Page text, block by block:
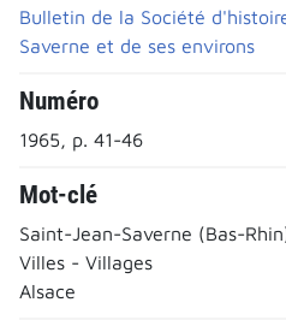
Bulletin de la Société
Saverne et de ses environs
Numéro
1965, p. 41-46
Mot-clé
Saint-Jean-Saverne (Bas-
Villes - Villages
Alsace